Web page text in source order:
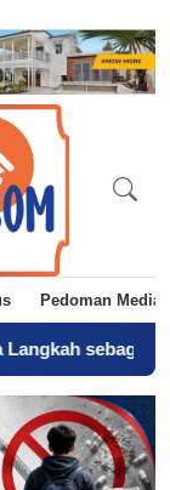
Pedoman Media
Solusi